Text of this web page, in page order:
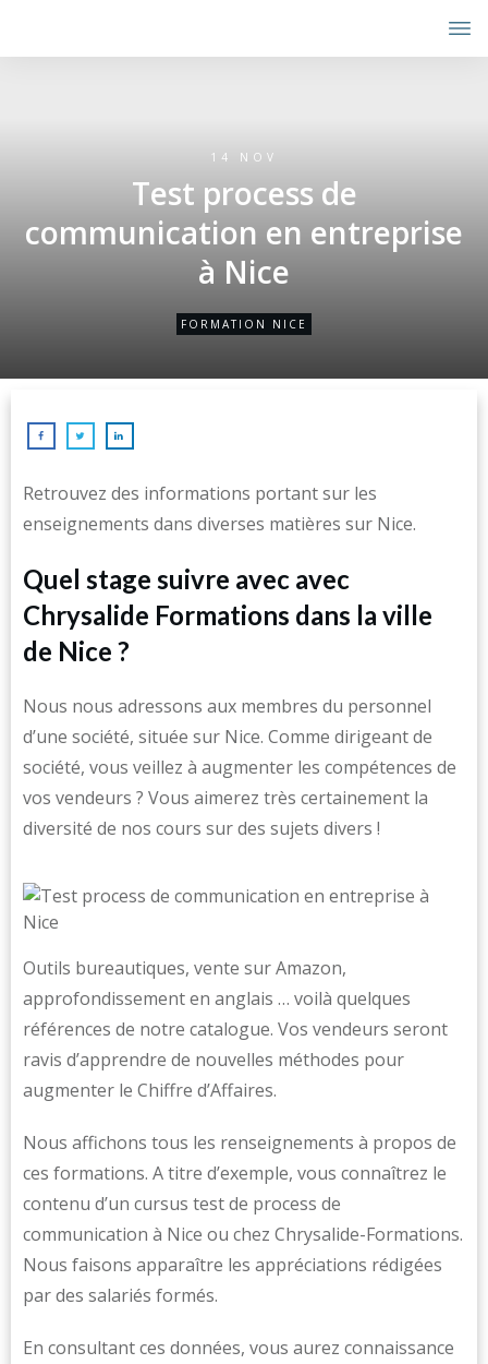
14 NOV
Test process de
communication en entreprise
à Nice
FORMATION NICE
Retrouvez des informations portant sur les
enseignements dans diverses matières sur Nice.
Quel stage suivre avec avec
Chrysalide Formations dans la ville
de Nice ?
Nous nous adressons aux membres du personnel
d’une société, située sur Nice. Comme dirigeant de
société, vous veillez à augmenter les compétences de
vos vendeurs ? Vous aimerez très certainement la
diversité de nos cours sur des sujets divers !
Outils bureautiques, vente sur Amazon,
approfondissement en anglais … voilà quelques
références de notre catalogue. Vos vendeurs seront
ravis d’apprendre de nouvelles méthodes pour
augmenter le Chiffre d’Affaires.
Nous affichons tous les renseignements à propos de
ces formations. A titre d’exemple, vous connaîtrez le
contenu d’un cursus test de process de
communication à Nice ou chez Chrysalide-Formations.
Nous faisons apparaître les appréciations rédigées
par des salariés formés.
En consultant ces données, vous aurez connaissance